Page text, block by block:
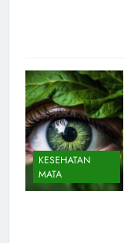
KESEHATAN
MATA